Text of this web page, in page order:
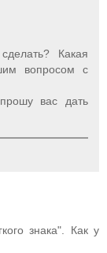
Какая
вопросом с
вас дать
знака". Как у